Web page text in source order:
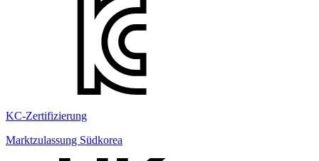
KC-Zertifizierung
Marktzulassung Südkorea